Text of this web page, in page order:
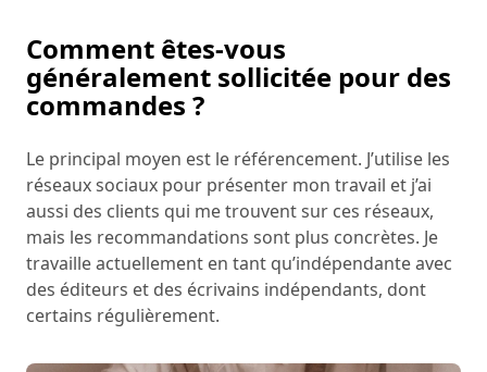
Comment êtes-vous
généralement sollicitée pour des
commandes ?
Le principal moyen est le référencement. J’utilise les
réseaux sociaux pour présenter mon travail et j’ai
aussi des clients qui me trouvent sur ces réseaux,
mais les recommandations sont plus concrètes. Je
travaille actuellement en tant qu’indépendante avec
des éditeurs et des écrivains indépendants, dont
certains régulièrement.